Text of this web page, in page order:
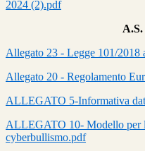
2024 (2).pdf
A.S.
Allegato 23 - Legge 101/2018
Allegato 20 - Regolamento
ALLEGATO 5-Informativa
ALLEGATO 10- Modello per
cyberbullismo.pdf